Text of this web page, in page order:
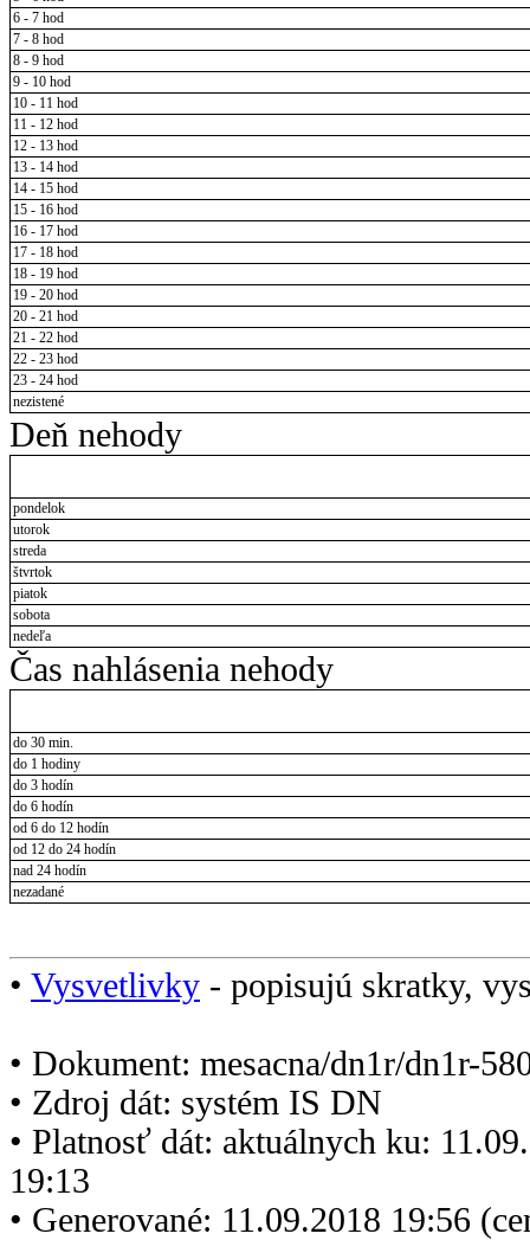
6 - 7 hod
7 - 8 hod
8 - 9 hod
9 - 10 hod
10 - 11 hod
11 - 12 hod
12 - 13 hod
13 - 14 hod
14 - 15 hod
15 - 16 hod
16 - 17 hod
17 - 18 hod
18 - 19 hod
19 - 20 hod
20 - 21 hod
21 - 22 hod
22 - 23 hod
23 - 24 hod
nezistené
Deň nehody
pondelok
utorok
streda
štvrtok
piatok
sobota
nedeľa
Čas nahlásenia nehody
do 30 min.
do 1 hodiny
do 3 hodín
do 6 hodín
od 6 do 12 hodín
od 12 do 24 hodín
nad 24 hodín
nezadané
• Vysvetlivky - popisujú skratky,
• Dokument: mesacna/dn1r/dn1r-
• Zdroj dát: systém IS DN
• Platnosť dát: aktuálnych ku:
19:13
• Generované: 11.09.2018 19:56